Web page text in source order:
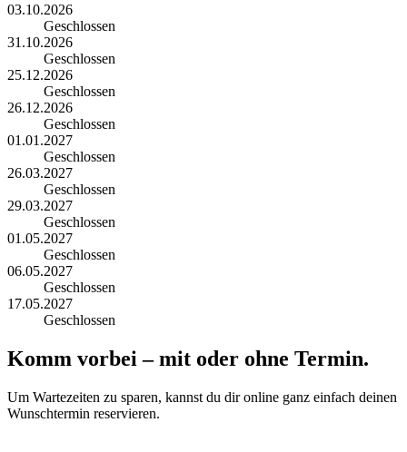
03.10.2026
Geschlossen
31.10.2026
Geschlossen
25.12.2026
Geschlossen
26.12.2026
Geschlossen
01.01.2027
Geschlossen
26.03.2027
Geschlossen
29.03.2027
Geschlossen
01.05.2027
Geschlossen
06.05.2027
Geschlossen
17.05.2027
Geschlossen
Komm vorbei – mit oder ohne Termin.
Um Wartezeiten zu sparen, kannst du dir online ganz einfach deinen
Wunschtermin reservieren.